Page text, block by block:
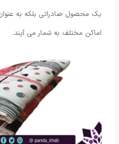
یک محصول صادراتی بلکه به
اماکن مختلف به شمار می آیند.